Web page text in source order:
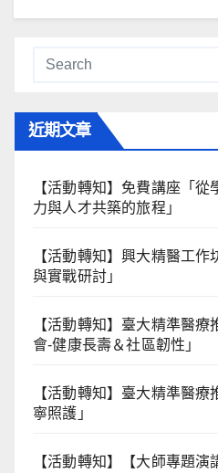
近期文章
【活動轉知】免費講座「
力與⼈才共築的旅程」
【活動轉知】興大精醫工
與實戰研討」
【活動轉知】臺大精準醫
會-健康長壽＆社區韌性」
【活動轉知】臺大精準醫
寧照護」
【活動轉知】【大師專題